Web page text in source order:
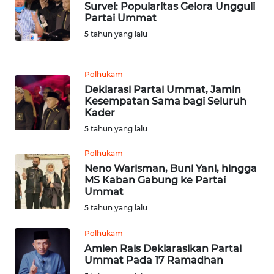
Survei: Popularitas Gelora Ungguli
Partai Ummat
5 tahun yang lalu
Polhukam
Deklarasi Partai Ummat, Jamin
Kesempatan Sama bagi Seluruh
Kader
5 tahun yang lalu
Polhukam
Neno Warisman, Buni Yani, hingga
MS Kaban Gabung ke Partai
Ummat
5 tahun yang lalu
Polhukam
Amien Rais Deklarasikan Partai
Ummat Pada 17 Ramadhan
KARAWANG
WN
WN
BOGOR
WN
WN
TAPANULI
UTARA
WN
SAMOSIR